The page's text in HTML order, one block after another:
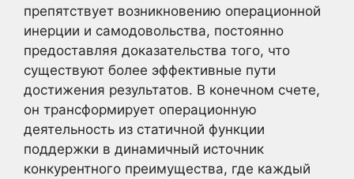
препятствует возникновению операционной
инерции и самодовольства, постоянно
предоставляя доказательства того, что
существуют более эффективные пути
достижения результатов. В конечном счете,
он трансформирует операционную
деятельность из статичной функции
поддержки в динамичный источник
конкурентного преимущества, где каждый